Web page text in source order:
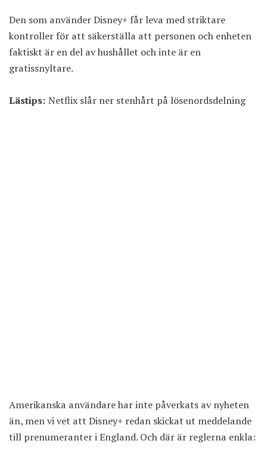
Den som använder Disney+ får leva med striktare
kontroller för att säkerställa att personen och enheten
faktiskt är en del av hushållet och inte är en
gratissnyltare.
Lästips: Netflix slår ner stenhårt på lösenordsdelning
Amerikanska användare har inte påverkats av nyheten
än, men vi vet att Disney+ redan skickat ut meddelande
till prenumeranter i England. Och där är reglerna enkla: